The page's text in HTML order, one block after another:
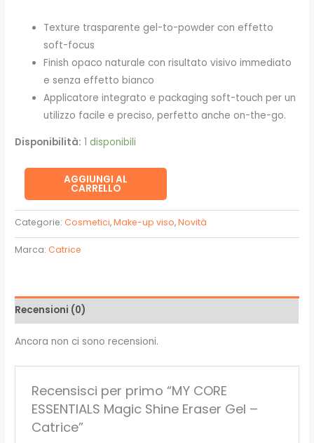
Texture trasparente gel-to-powder con effetto
soft-focus
Finish opaco naturale con risultato visivo immediato
e senza effetto bianco
Applicatore integrato e packaging soft-touch per un
utilizzo facile e preciso, perfetto anche on-the-go.
Disponibilità: 1 disponibili
ESSENTIALS
Magic
Shine
-
Catrice
AGGIUNGI AL
CARRELLO
Categorie:Cosmetici,Make-up viso,Novità
Marca:Catrice
Recensioni (0)
Ancora non ci sono recensioni.
Recensisci per primo “MY CORE
ESSENTIALS Magic Shine Eraser Gel –
Catrice”